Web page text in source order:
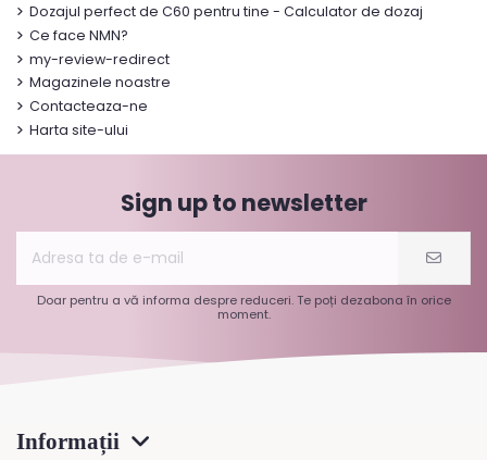
Dozajul perfect de C60 pentru tine - Calculator de dozaj
Ce face NMN?
my-review-redirect
Magazinele noastre
Contacteaza-ne
Harta site-ului
Sign up to newsletter
Doar pentru a vă informa despre reduceri. Te poți dezabona în orice
moment.
Informații